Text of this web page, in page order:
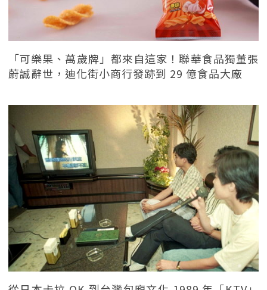
「可樂果、萬歲牌」都來自這家！聯華食品獨董張
蔚誠辭世，迪化街小商行發跡到 29 億食品大廠